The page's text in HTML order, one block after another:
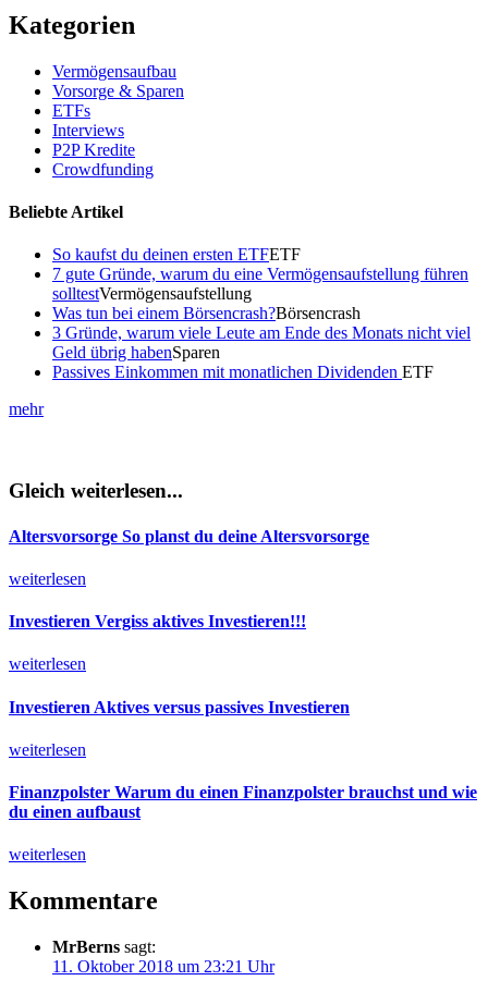
Kategorien
Vermögensaufbau
Vorsorge & Sparen
ETFs
Interviews
P2P Kredite
Crowdfunding
Beliebte Artikel
So kaufst du deinen ersten ETFETF
7 gute Gründe, warum du eine Vermögensaufstellung führen
solltestVermögensaufstellung
Was tun bei einem Börsencrash?Börsencrash
3 Gründe, warum viele Leute am Ende des Monats nicht viel
Geld übrig habenSparen
Passives Einkommen mit monatlichen Dividenden ETF
mehr
Gleich weiterlesen...
Altersvorsorge So planst du deine Altersvorsorge
weiterlesen
Investieren Vergiss aktives Investieren!!!
weiterlesen
Investieren Aktives versus passives Investieren
weiterlesen
Finanzpolster Warum du einen Finanzpolster brauchst und wie
du einen aufbaust
weiterlesen
Kommentare
MrBerns sagt:
11. Oktober 2018 um 23:21 Uhr